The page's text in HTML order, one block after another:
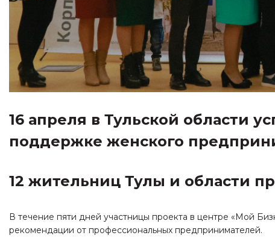
16 апреля в Тульской области
поддержке женского
12 жительниц Тулы и области
В течение пяти дней участницы проекта в центре «Мой
рекомендации от профессиональных предпринимателей.